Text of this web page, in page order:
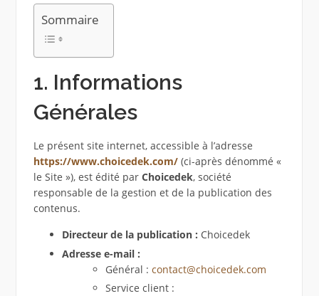
Sommaire
1. Informations
Générales
Le présent site internet, accessible à l’adresse
https://www.choicedek.com/(ci-après dénommé «
le Site »), est édité par Choicedek, société
responsable de la gestion et de la publication des
contenus.
Directeur de la publication : Choicedek
Adresse e-mail :
Général : contact@choicedek.com
Service client :